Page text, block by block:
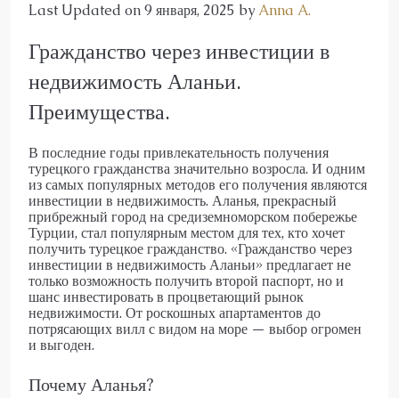
Last Updated on 9 января, 2025 byAnna A.
Гражданство через инвестиции в
недвижимость Аланьи.
Преимущества.
В последние годы привлекательность получения
турецкого гражданства значительно возросла. И одним
из самых популярных методов его получения являются
инвестиции в недвижимость. Аланья, прекрасный
прибрежный город на средиземноморском побережье
Турции, стал популярным местом для тех, кто хочет
получить турецкое гражданство. «Гражданство через
инвестиции в недвижимость Аланьи» предлагает не
только возможность получить второй паспорт, но и
шанс инвестировать в процветающий рынок
недвижимости. От роскошных апартаментов до
потрясающих вилл с видом на море — выбор огромен
и выгоден.
Почему Аланья?